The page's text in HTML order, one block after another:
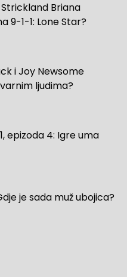
Briana
9-1-1: Lone Star?
i Joy Newsome
ljudima?
epizoda 4: Igre uma
je sada muž ubojica?